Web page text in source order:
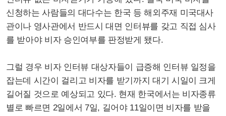
신청하는 사람들의 대다수는 한국 등 해외주재 미국대사
관이나 영사관에서 반드시 대면 인터뷰를 갖고 직접 심사
를 받아야 비자 승인여부를 판정받게 됐다.
그럴 경우 비자 인터뷰 대상자들이 급증해 인터뷰 일정을
잡는데 시간이 걸리고 비자를 받기까지 대기 시일이 크게
길어질 것으로 예상되고 있다. 현재 한국에서는 비자종류
별로 빠르면 2일에서 7일, 길어야 11일이면 비자를 받을